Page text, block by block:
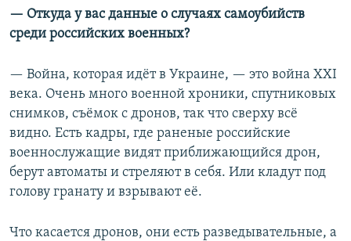
— Откуда у вас данные о случаях самоубийств
среди российских военных?
— Война, которая идёт в Украине, — это война XXI
века. Очень много военной хроники, спутниковых
снимков, съёмок с дронов, так что сверху всё
видно. Есть кадры, где раненые российские
военнослужащие видят приближающийся дрон,
берут автоматы и стреляют в себя. Или кладут под
голову гранату и взрывают её.
Что касается дронов, они есть разведывательные, а